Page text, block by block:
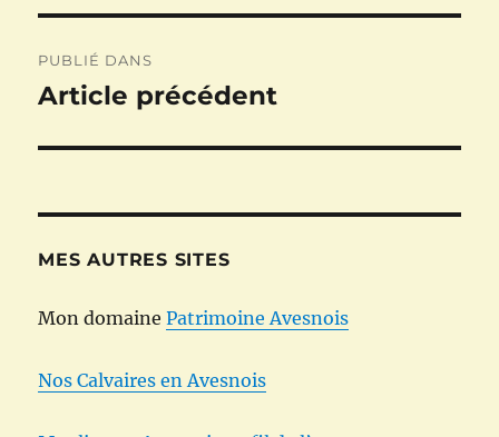
de
PUBLIÉ DANS
Article précédent
MES AUTRES SITES
Mon domainePatrimoine Avesnois
Nos Calvaires en Avesnois